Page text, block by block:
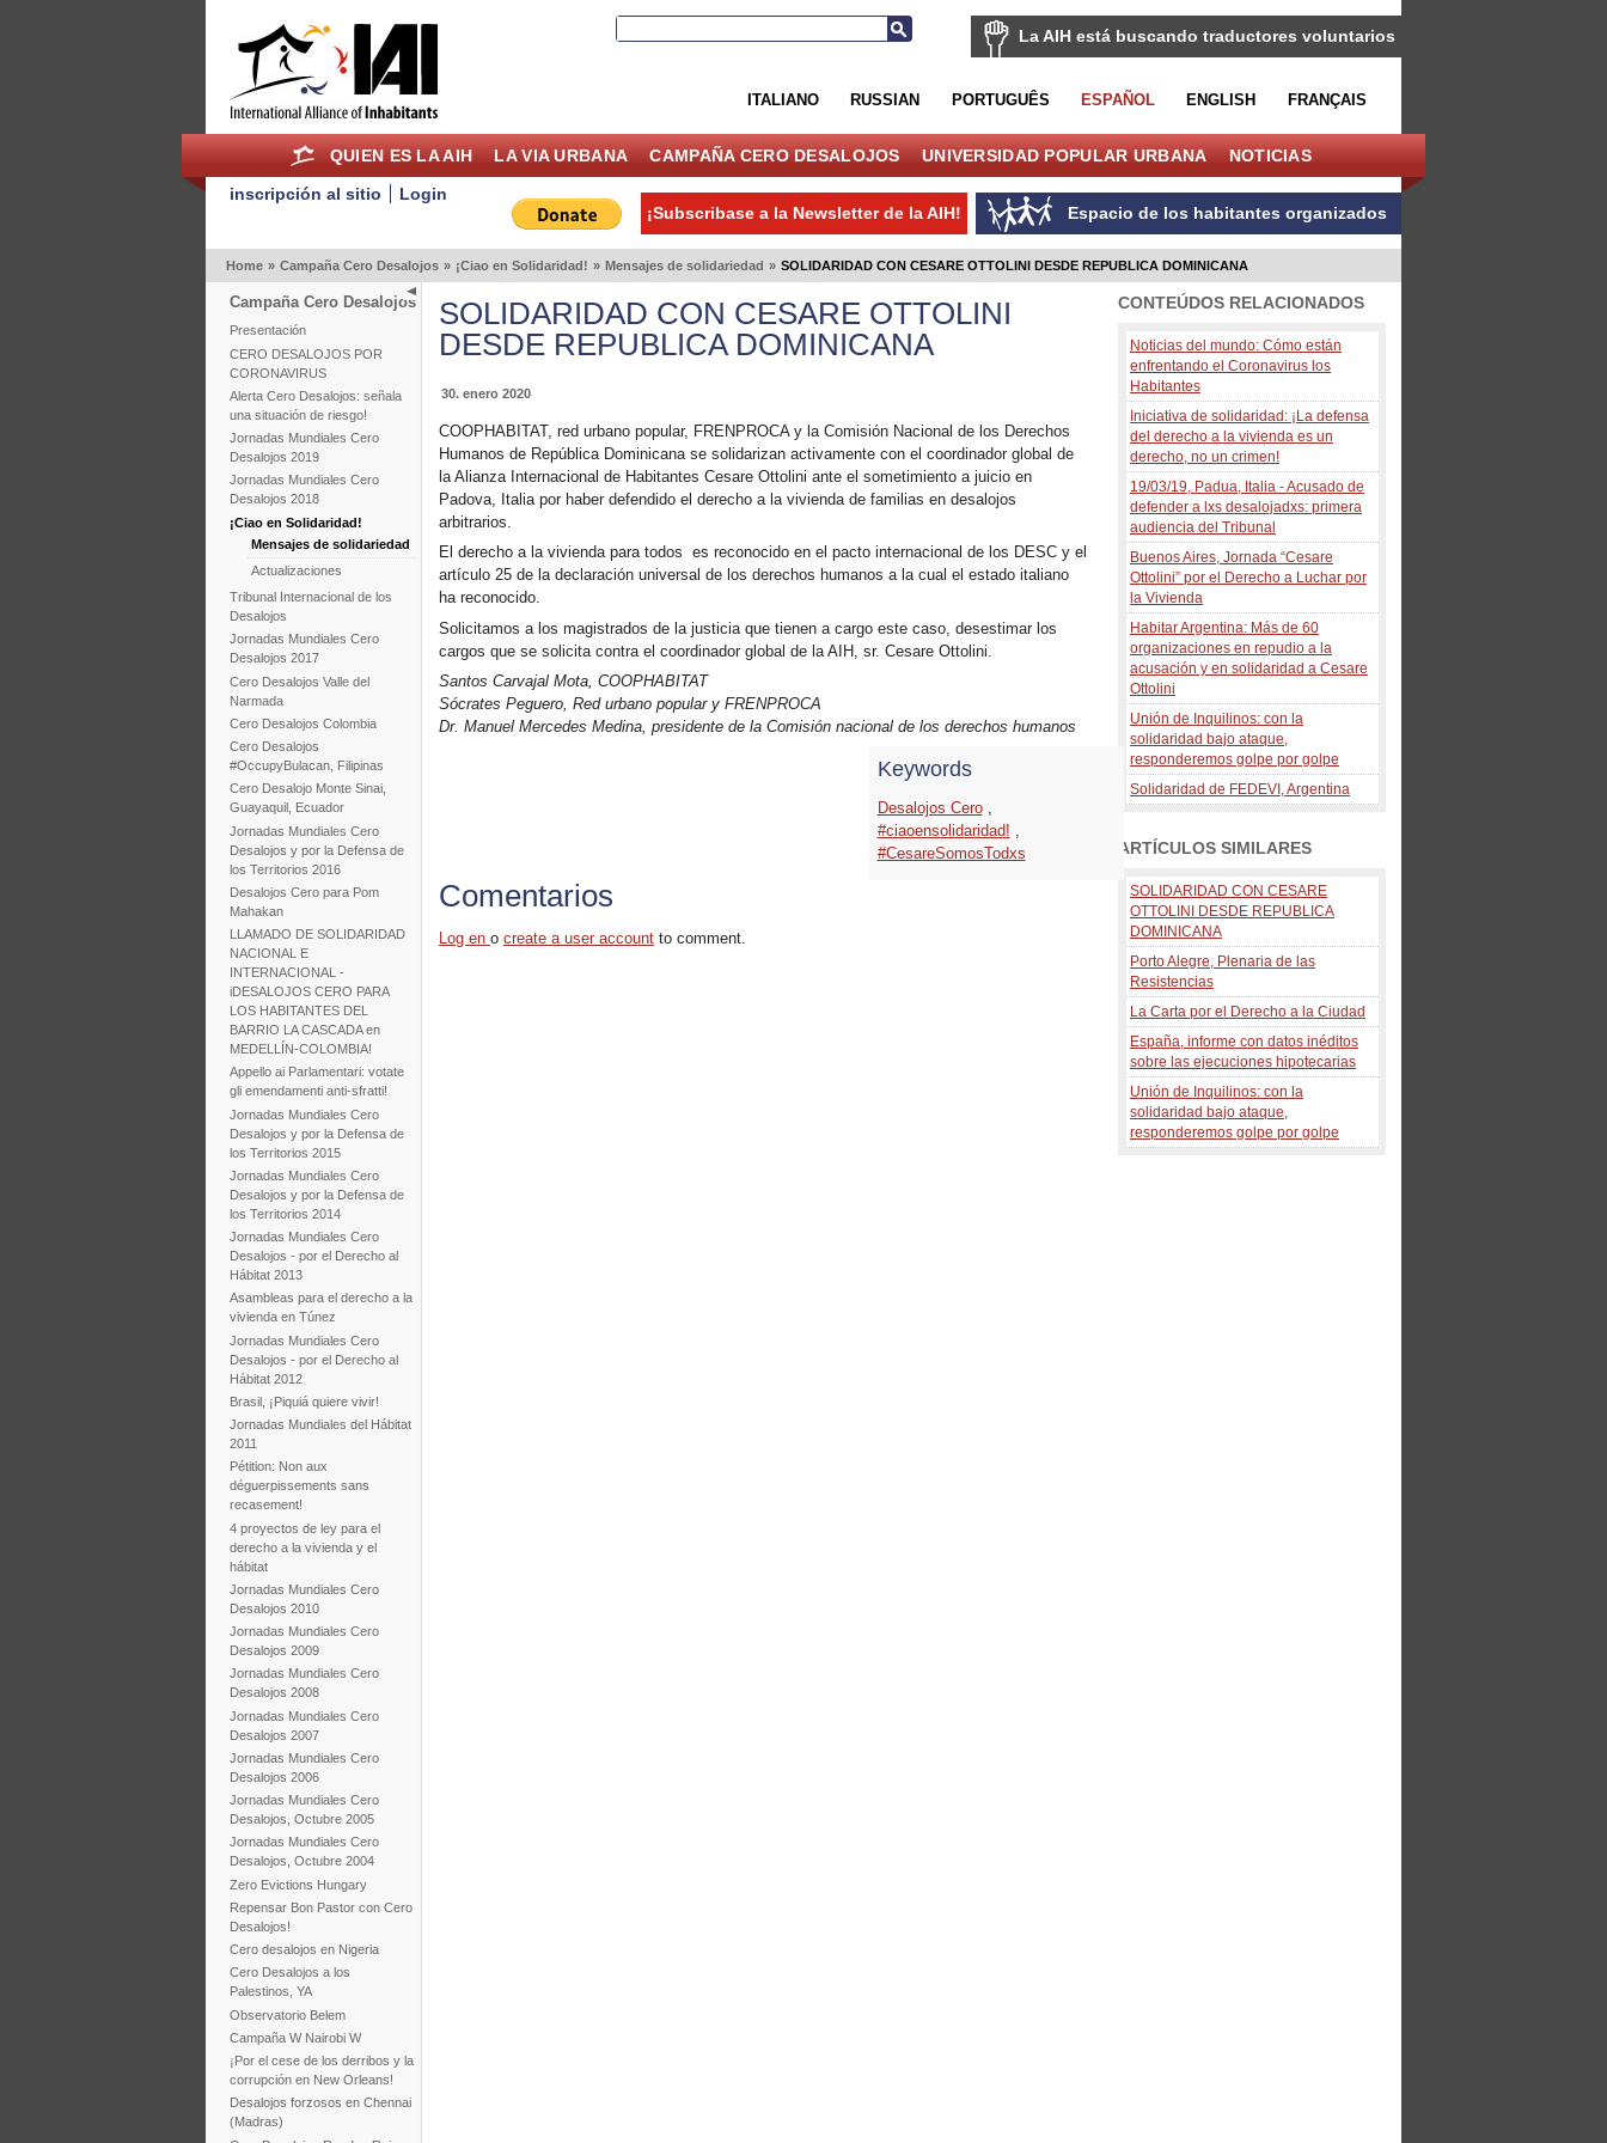
La AIH está buscando traductores voluntarios
ITALIANO RUSSIAN PORTUGUÊS ESPAÑOL ENGLISH FRANÇAIS
QUIEN ES LA AIH LA VIA URBANA CAMPAÑA CERO DESALOJOS UNIVERSIDAD POPULAR URBANA NOTICIAS
inscripción al sitio
Login
Espacio de los habitantes organizados
¡Subscribase a la Newsletter de la AIH!
Home » Campaña Cero Desalojos » ¡Ciao en Solidaridad! » Mensajes de solidariedad » SOLIDARIDAD CON CESARE OTTOLINI DESDE REPUBLICA DOMINICANA
Campaña Cero Desalojos
Presentación
CERO DESALOJOS POR
CORONAVIRUS
Alerta Cero Desalojos: señala
una situación de riesgo!
Jornadas Mundiales Cero
Desalojos 2019
Jornadas Mundiales Cero
Desalojos 2018
¡Ciao en Solidaridad!
Mensajes de solidariedad
Actualizaciones
Tribunal Internacional de los
Desalojos
Jornadas Mundiales Cero
Desalojos 2017
Cero Desalojos Valle del
Narmada
Cero Desalojos Colombia
Cero Desalojos
#OccupyBulacan, Filipinas
Cero Desalojo Monte Sinai,
Guayaquil, Ecuador
Jornadas Mundiales Cero
Desalojos y por la Defensa de
los Territorios 2016
Desalojos Cero para Pom
Mahakan
LLAMADO DE SOLIDARIDAD
NACIONAL E
INTERNACIONAL -
iDESALOJOS CERO PARA
LOS HABITANTES DEL
BARRIO LA CASCADA en
MEDELLÍN-COLOMBIA!
Appello ai Parlamentari: votate
gli emendamenti anti-sfratti!
Jornadas Mundiales Cero
Desalojos y por la Defensa de
los Territorios 2015
Jornadas Mundiales Cero
Desalojos y por la Defensa de
los Territorios 2014
Jornadas Mundiales Cero
Desalojos - por el Derecho al
Hábitat 2013
Asambleas para el derecho a la
vivienda en Túnez
Jornadas Mundiales Cero
Desalojos - por el Derecho al
Hábitat 2012
Brasil, ¡Piquiá quiere vivir!
Jornadas Mundiales del Hábitat
2011
Pétition: Non aux
déguerpissements sans
recasement!
4 proyectos de ley para el
derecho a la vivienda y el
hábitat
Jornadas Mundiales Cero
Desalojos 2010
Jornadas Mundiales Cero
Desalojos 2009
Jornadas Mundiales Cero
Desalojos 2008
Jornadas Mundiales Cero
Desalojos 2007
Jornadas Mundiales Cero
Desalojos 2006
Jornadas Mundiales Cero
Desalojos, Octubre 2005
Jornadas Mundiales Cero
Desalojos, Octubre 2004
Zero Evictions Hungary
Repensar Bon Pastor con Cero
Desalojos!
Cero desalojos en Nigeria
Cero Desalojos a los
Palestinos, YA
Observatorio Belem
Campaña W Nairobi W
¡Por el cese de los derribos y la
corrupción en New Orleans!
Desalojos forzosos en Chennai
(Madras)
SOLIDARIDAD CON CESARE OTTOLINI
DESDE REPUBLICA DOMINICANA
30. enero 2020
COOPHABITAT, red urbano popular, FRENPROCA y la Comisión Nacional de los Derechos
Humanos de República Dominicana se solidarizan activamente con el coordinador global de
la Alianza Internacional de Habitantes Cesare Ottolini ante el sometimiento a juicio en
Padova, Italia por haber defendido el derecho a la vivienda de familias en desalojos
arbitrarios.
El derecho a la vivienda para todos es reconocido en el pacto internacional de los DESC y el
artículo 25 de la declaración universal de los derechos humanos a la cual el estado italiano
ha reconocido.
Solicitamos a los magistrados de la justicia que tienen a cargo este caso, desestimar los
cargos que se solicita contra el coordinador global de la AIH, sr. Cesare Ottolini.
Santos Carvajal Mota, COOPHABITAT
Sócrates Peguero, Red urbano popular y FRENPROCA
Dr. Manuel Mercedes Medina, presidente de la Comisión nacional de los derechos humanos
Keywords
Desalojos Cero,
#ciaoensolidaridad! ,
#CesareSomosTodxs
Comentarios
Log enocreate a user account to comment.
CONTEÚDOS RELACIONADOS
Noticias del mundo: Cómo están
enfrentando el Coronavirus los
Habitantes
Iniciativa de solidaridad: ¡La defensa
del derecho a la vivienda es un
derecho, no un crimen!
19/03/19, Padua, Italia - Acusado de
defender a lxs desalojadxs: primera
audiencia del Tribunal
Buenos Aires, Jornada “Cesare
Ottolini” por el Derecho a Luchar por
la Vivienda
Habitar Argentina: Más de 60
organizaciones en repudio a la
acusación y en solidaridad a Cesare
Ottolini
Unión de Inquilinos: con la
solidaridad bajo ataque,
responderemos golpe por golpe
Solidaridad de FEDEVI, Argentina
ARTÍCULOS SIMILARES
SOLIDARIDAD CON CESARE
OTTOLINI DESDE REPUBLICA
DOMINICANA
Porto Alegre, Plenaria de las
Resistencias
La Carta por el Derecho a la Ciudad
España, informe con datos inéditos
sobre las ejecuciones hipotecarias
Unión de Inquilinos: con la
solidaridad bajo ataque,
responderemos golpe por golpe